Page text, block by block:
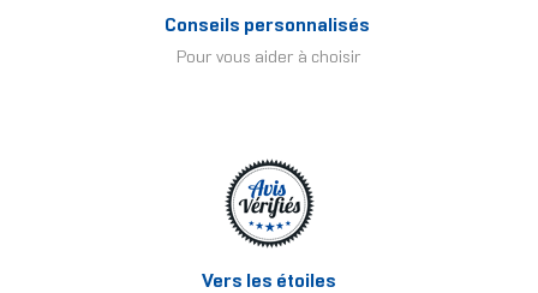
Conseils personnalisés
Pour vous aider à choisir
Vers les étoiles